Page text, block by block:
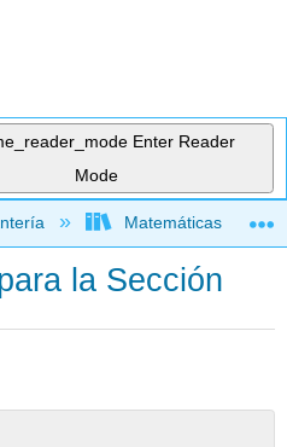
Enter Reader
Mode
jerarquía global
Matemáticas
la Sección